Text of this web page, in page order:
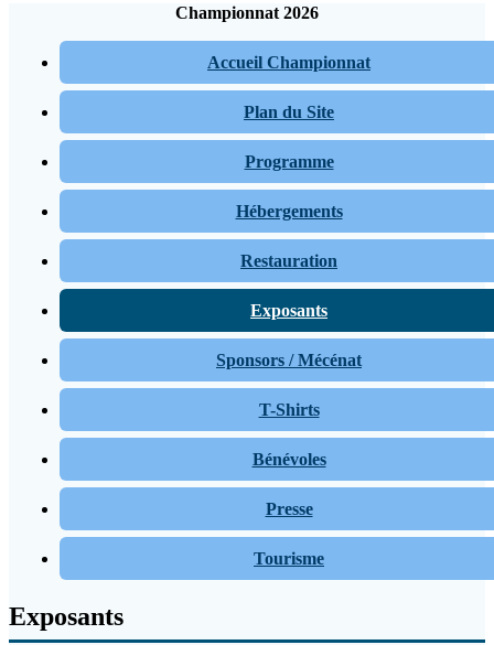
Championnat 2026
Accueil Championnat
Plan du Site
Programme
Hébergements
Restauration
Exposants
Sponsors / Mécénat
T-Shirts
Bénévoles
Presse
Tourisme
Exposants